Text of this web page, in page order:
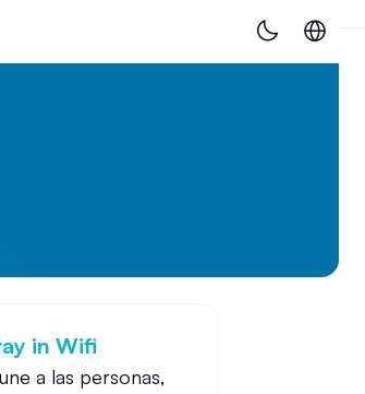
in Wifi
a las personas,